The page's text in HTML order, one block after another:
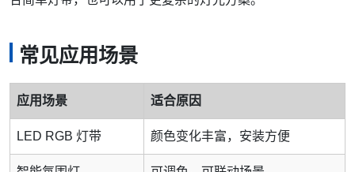
常见应用场景
应用场景 适合原因
LED RGB 灯带 颜色变化丰富，安装方便